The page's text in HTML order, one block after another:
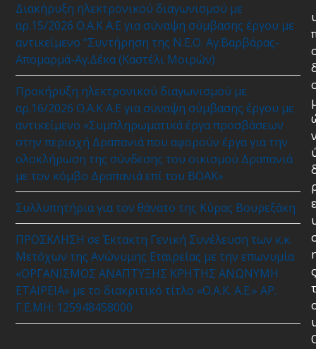
Διακήρυξη ηλεκτρονικού διαγωνισμού με
αρ.15/2026 Ο.Α.Κ Α.Ε για σύναψη σύμβασης έργου με
αντικείμενο “Συντήρηση της Ν.Ε.Ο. Αγ.Βαρβάρας-
Απομαρμά-Αγ.Δέκα (Καστέλι Μοιρών)
Προκήρυξη ηλεκτρονικού διαγωνισμού με
αρ.16/2026 Ο.Α.Κ Α.Ε για σύναψη σύμβασης έργου με
αντικείμενο «Συμπληρωματικά έργα προσβάσεων
στην περιοχή Δραπανιά που αφορούν έργα για την
ολοκλήρωση της σύνδεσης του οικισμού Δραπανιά
με τον κόμβο Δραπανιά επί του ΒΟΑΚ»
Συλλυπητήρια για τον θάνατο της Κύρας Βουρεξάκη
ΠΡΟΣΚΛΗΣΗ σε Έκτακτη Γενική Συνέλευση των κ.κ.
Μετόχων της Ανώνυμης Εταιρείας με την επωνυμία
«ΟΡΓΑΝΙΣΜΟΣ ΑΝΑΠΤΥΞΗΣ ΚΡΗΤΗΣ ΑΝΩΝΥΜΗ
ΕΤΑΙΡΕΙΑ» με το διακριτικό τίτλο «Ο.Α.Κ. Α.Ε.» ΑΡ.
Γ.Ε.ΜΗ: 125948458000
ε
ς
τ